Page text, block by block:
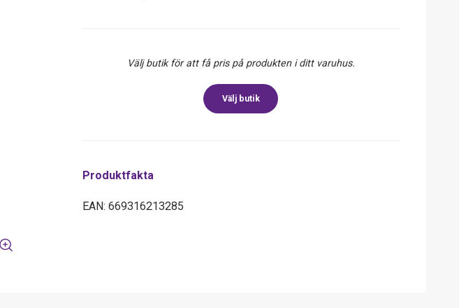
Välj butik för att få pris på produkten i ditt varuhus.
Välj butik
Produktfakta
EAN: 669316213285